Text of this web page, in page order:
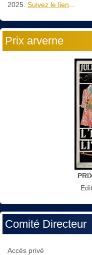
2025. Suivez le lien...
Prix arverne
Comité Directeur
Accès privé